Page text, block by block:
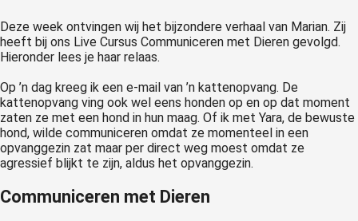
Deze week ontvingen wij het bijzondere verhaal van Marian. Zij
heeft bij ons Live Cursus Communiceren met Dieren gevolgd.
Hieronder lees je haar relaas.
Op ’n dag kreeg ik een e-mail van ’n kattenopvang. De
kattenopvang ving ook wel eens honden op en op dat moment
zaten ze met een hond in hun maag. Of ik met Yara, de bewuste
hond, wilde communiceren omdat ze momenteel in een
opvanggezin zat maar per direct weg moest omdat ze
agressief blijkt te zijn, aldus het opvanggezin.
Communiceren met Dieren